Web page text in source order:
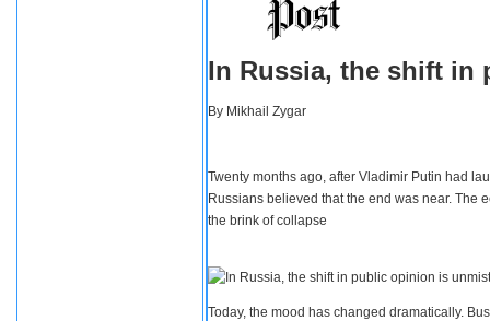
In Russia, the shift in
By Mikhail Zygar
Twenty months ago, after Vladimir Putin had
Russians believed that the end was near. The
the brink of collapse
Today, the mood has changed dramatically.